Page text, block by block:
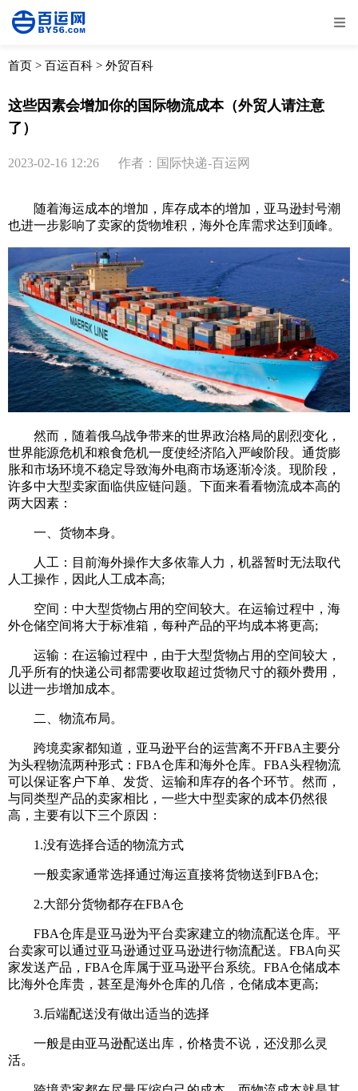
全部 物流资讯
首页 > 百运百科 > 外贸百科
这些因素会增加你的国际物流成本（外贸人请注意
了）
2023-02-16 12:26 作者：国际快递-百运网
随着海运成本的增加，库存成本的增加，亚马逊封号潮
也进一步影响了卖家的货物堆积，海外仓库需求达到顶峰。
然而，随着俄乌战争带来的世界政治格局的剧烈变化，
世界能源危机和粮食危机一度使经济陷入严峻阶段。通货膨
胀和市场环境不稳定导致海外电商市场逐渐冷淡。现阶段，
许多中大型卖家面临供应链问题。下面来看看物流成本高的
两大因素：
一、货物本身。
人工：目前海外操作大多依靠人力，机器暂时无法取代
人工操作，因此人工成本高;
空间：中大型货物占用的空间较大。在运输过程中，海
外仓储空间将大于标准箱，每种产品的平均成本将更高;
运输：在运输过程中，由于大型货物占用的空间较大，
几乎所有的快递公司都需要收取超过货物尺寸的额外费用，
以进一步增加成本。
二、物流布局。
跨境卖家都知道，亚马逊平台的运营离不开FBA主要分
为头程物流两种形式：FBA仓库和海外仓库。FBA头程物流
可以保证客户下单、发货、运输和库存的各个环节。然而，
与同类型产品的卖家相比，一些大中型卖家的成本仍然很
高，主要有以下三个原因：
1.没有选择合适的物流方式
一般卖家通常选择通过海运直接将货物送到FBA仓;
2.大部分货物都存在FBA仓
FBA仓库是亚马逊为平台卖家建立的物流配送仓库。平
台卖家可以通过亚马逊通过亚马逊进行物流配送。FBA向买
家发送产品，FBA仓库属于亚马逊平台系统。FBA仓储成本
比海外仓库贵，甚至是海外仓库的几倍，仓储成本更高;
3.后端配送没有做出适当的选择
一般是由亚马逊配送出库，价格贵不说，还没那么灵
活。